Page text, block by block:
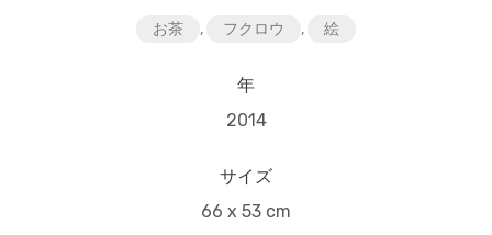
お茶 , フクロウ , 絵
年
2014
サイズ
66 x 53 cm